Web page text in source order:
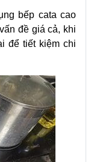
bếp cata cao
đề giá cả, khi
để tiết kiệm chi